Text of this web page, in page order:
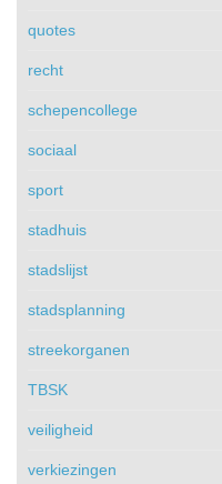
quotes
recht
schepencollege
sociaal
sport
stadhuis
stadslijst
stadsplanning
streekorganen
TBSK
veiligheid
verkiezingen